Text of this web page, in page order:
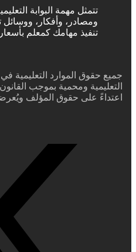
تتمثل مهمة البوابة
ومصادر، وأفكار،
تنفيذ مهامك كمعلم
جميع حقوق الموارد التعليمية
التعليمية ومحمية بموجب
اعتداءً على حقوق المؤلف